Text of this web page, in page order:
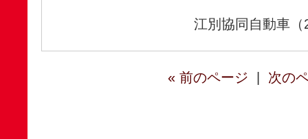
江別協同自動車
« 前のページ 次の